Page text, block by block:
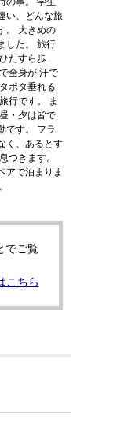
い、どんな旅
。 大きめの
した。 旅行
たすら歩
全身が 汗で
ポタ垂れる
行です。 ま
・夕は皆で
です。 フラ
く、あるとす
つきます。
アで泊まりま
でご覧
こちら